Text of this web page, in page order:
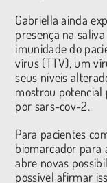
Gabriella ainda
presença na
imunidade do
vírus (TTV), um
seus níveis
mostrou potencial
por sars-cov-2.
Para pacientes
biomarcador para
abre novas
possível afirmar